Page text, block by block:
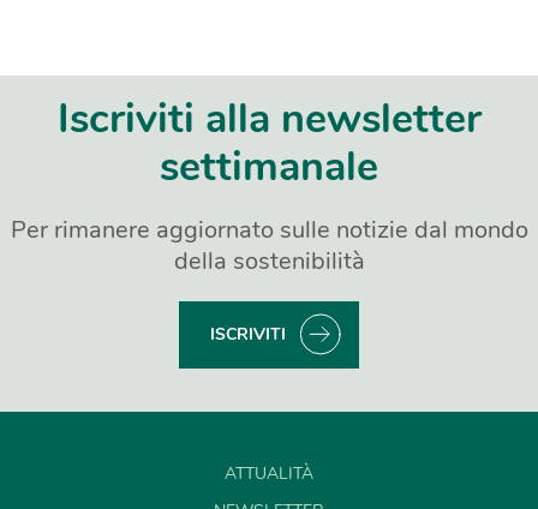
Iscriviti alla newsletter
settimanale
Per rimanere aggiornato sulle notizie dal mondo
della sostenibilità
ISCRIVITI
ATTUALITÀ